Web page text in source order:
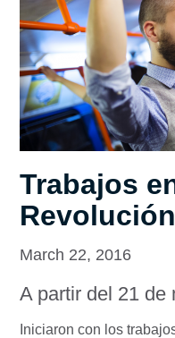
Trabajos
Revolución
March 22, 2016
A partir del 21 de
Iniciaron con los